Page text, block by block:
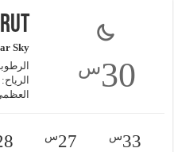
30س
Sky
الرطوبة:
الرياح: 3كيلومتر/ساعة ج.غ
العظمى 30 •
33س 27س